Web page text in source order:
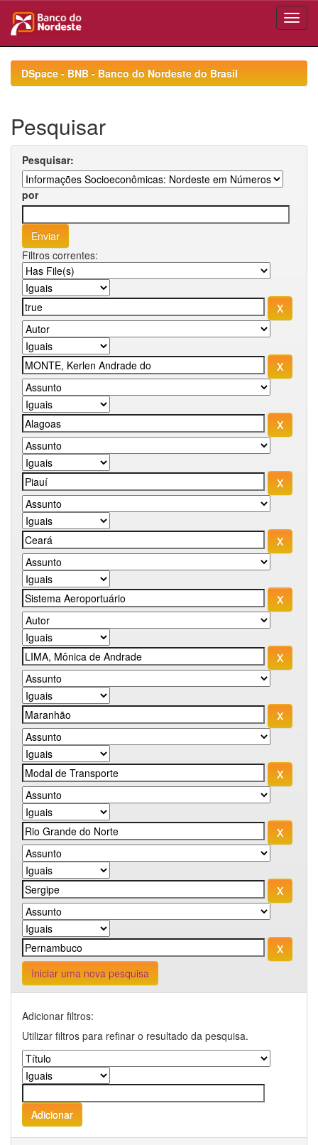
navigationDSpace - BNB - Banco do Nordeste do Brasil
Pesquisar
Pesquisar:
por
Filtros correntes:
Iniciar uma nova pesquisa
Adicionar filtros:
Utilizar filtros para refinar o resultado da pesquisa.